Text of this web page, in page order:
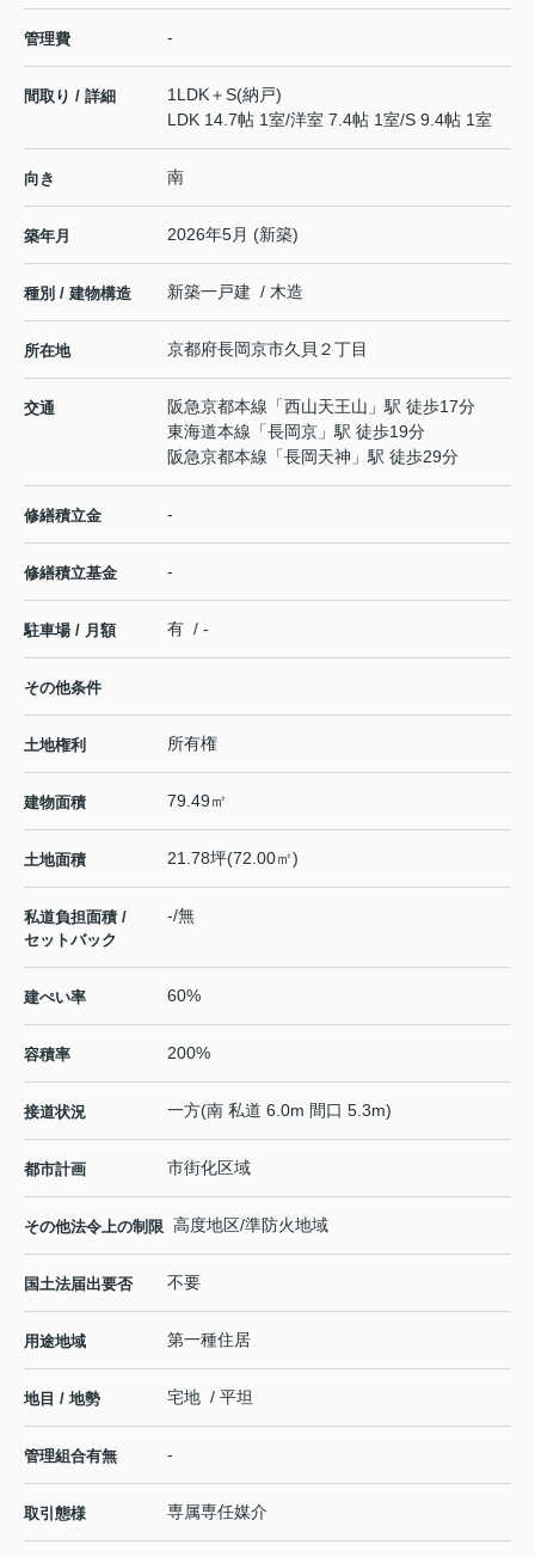
管理費 -
間取り / 詳細
1LDK＋S(納戸)
LDK 14.7帖 1室/洋室 7.4帖 1室/S 9.4帖 1室
向き 南
築年月 2026年5月 (新築)
種別 / 建物構造 新築一戸建 / 木造
所在地 京都府長岡京市久貝 ２丁目
交通 阪急京都本線 「西山天王山 」駅 徒歩17分
東海道本線 「長岡京 」駅 徒歩19分
阪急京都本線 「長岡天神 」駅 徒歩29分
修繕積立金 -
修繕積立基金 -
駐車場 / 月額 有 / -
その他条件
土地権利 所有権
建物面積 79.49㎡
土地面積 21.78坪(72.00㎡)
私道負担面積 /
セットバック
-/無
建ぺい率 60%
容積率 200%
接道状況 一方(南 私道 6.0m 間口 5.3m)
都市計画 市街化区域
その他法令上の制限 高度地区/準防火地域
国土法届出要否 不要
用途地域 第一種住居
地目 / 地勢 宅地 / 平坦
管理組合有無 -
取引態様 専属専任媒介